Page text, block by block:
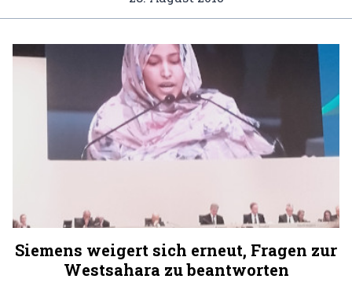
Siemens weigert sich erneut, Fragen zur
Westsahara zu beantworten